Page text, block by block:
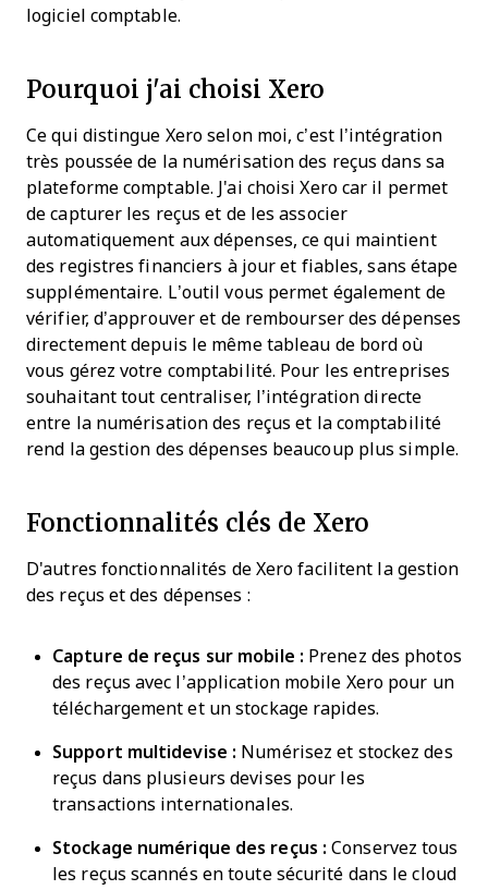
logiciel comptable.
Pourquoi j'ai choisi Xero
Ce qui distingue Xero selon moi, c’est l’intégration
très poussée de la numérisation des reçus dans sa
plateforme comptable. J'ai choisi Xero car il permet
de capturer les reçus et de les associer
automatiquement aux dépenses, ce qui maintient
des registres financiers à jour et fiables, sans étape
supplémentaire. L’outil vous permet également de
vérifier, d’approuver et de rembourser des dépenses
directement depuis le même tableau de bord où
vous gérez votre comptabilité. Pour les entreprises
souhaitant tout centraliser, l’intégration directe
entre la numérisation des reçus et la comptabilité
rend la gestion des dépenses beaucoup plus simple.
Fonctionnalités clés de Xero
D'autres fonctionnalités de Xero facilitent la gestion
des reçus et des dépenses :
Capture de reçus sur mobile : Prenez des photos
des reçus avec l’application mobile Xero pour un
téléchargement et un stockage rapides.
Support multidevise : Numérisez et stockez des
reçus dans plusieurs devises pour les
transactions internationales.
Stockage numérique des reçus : Conservez tous
les reçus scannés en toute sécurité dans le cloud